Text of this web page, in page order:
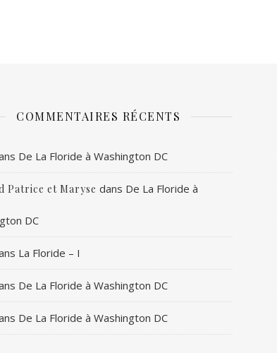
COMMENTAIRES RÉCENTS
De La Floride à Washington DC
Patrice et Maryse dans De La Floride à
DC
La Floride – I
De La Floride à Washington DC
De La Floride à Washington DC